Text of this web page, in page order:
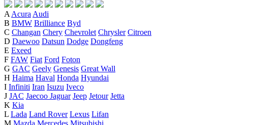
AAcuraAudi
B BMW Brilliance Byd
C Changan Chery Chevrolet Chrysler Citroen
D Daewoo Datsun Dodge Dongfeng
E Exeed
F FAW Fiat Ford Foton
G GAC Geely Genesis Great Wall
H Haima Haval Honda Hyundai
I Infiniti Iran Isuzu Iveco
J JAC Jaecoo Jaguar Jeep Jetour Jetta
K Kia
L Lada Land Rover Lexus Lifan